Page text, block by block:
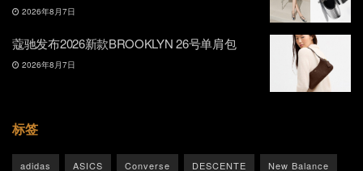
2026年8月7日
蔻驰发布2026新款BROOKLYN 26号单肩包
2026年8月7日
标签
adidas ASICS Converse DESCENTE New Balance